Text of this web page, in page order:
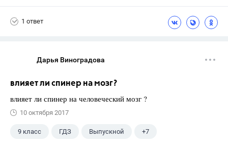
1 ответ
Дарья Виноградова
влияет ли спинер на мозг?
влияет ли спинер на человеческий мозг ?
10 октября 2017
9 класс ГДЗ Выпускной +7